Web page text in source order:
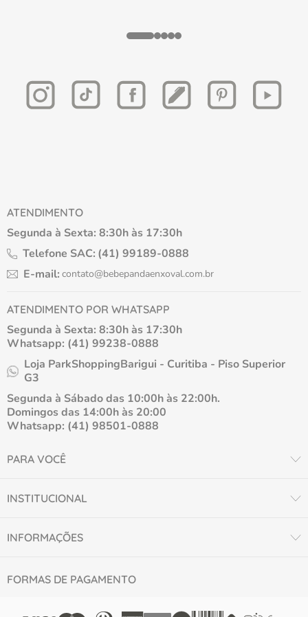
ATENDIMENTO
Segunda à Sexta: 8:30h às 17:30h
Telefone SAC: (41) 99189-0888
E-mail: contato@bebepandaenxoval.com.br
ATENDIMENTO POR WHATSAPP
Segunda à Sexta: 8:30h às 17:30h
Whatsapp: (41) 99238-0888
Loja ParkShoppingBarigui - Curitiba - Piso Superior
G3
Segunda à Sábado das 10:00h às 22:00h.
Domingos das 14:00h às 20:00
Whatsapp: (41) 98501-0888
PARA VOCÊ
INSTITUCIONAL
INFORMAÇÕES
FORMAS DE PAGAMENTO